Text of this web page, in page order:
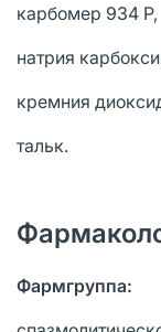
карбомер 934 Р,
натрия
кремния
тальк.
Фармгруппа: